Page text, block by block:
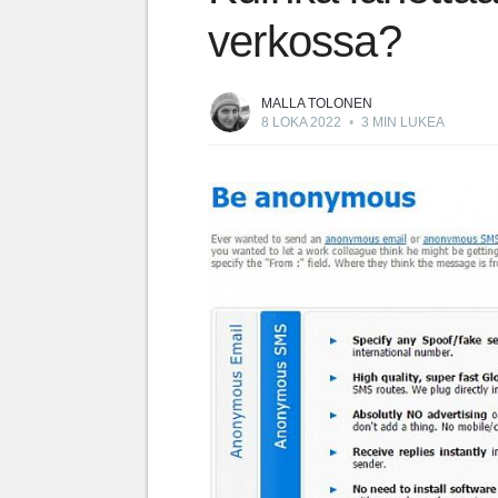
verkossa?
MALLA TOLONEN
8 LOKA 2022 • 3 MIN LUKEA